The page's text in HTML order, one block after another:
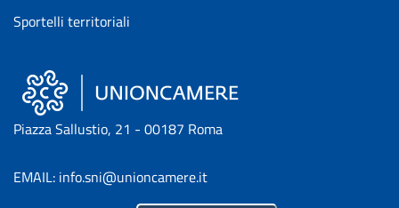
Sportelli territoriali
Piazza Sallustio, 21 - 00187 Roma
EMAIL: info.sni@unioncamere.it